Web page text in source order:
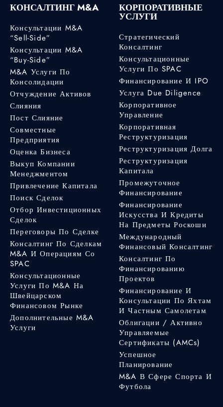
КОНСАЛТИНГ M&A
Консультации M&A
“Sell-Side”
Консультации M&A
“Buy-Side”
M&A Услуги По
Консолидации
Отчуждение Активов
Слияния
Пост Слияние
Совместные
Предприятия
Оценка Бизнеса
Выкуп Компании
Менеджментом
Привлечение Капитала
Поиск Сделок
Отбор Инвестиционных
Сделок
Переговоры По Сделке
Консалтинг По Сделкам
M&A И Операциям Со
SPAC
Консультационные
Услуги По M&A На
Швейцарском
Финансовом Рынке
Дополнительные M&A
Услуги
КОРПОРАТИВНЫЕ
УСЛУГИ
Стратегический
Консалтинг
Консультационные
Услуги По SPAC
Финансирование И IPO
Услуга Due Diligence
Корпоративное
Управление
Корпоративная
Реструктуризация
Реструктуризация Долга
Реструктуризация
Капитала
Промежуточное
Финансирование
Финансирование
Искусства И Кредиты
На Предметы Роскоши
Международный
Финансовый Консалтинг
Консалтинг По
Финансированию
Проектов
Финансирование И
Консультации По Яхтам
И Частным Самолетам
Облигации / Активно
Управляемые
Сертификаты (AMCs)
Успешное
Планирование
M&A В Сфере Спорта И
Футбола